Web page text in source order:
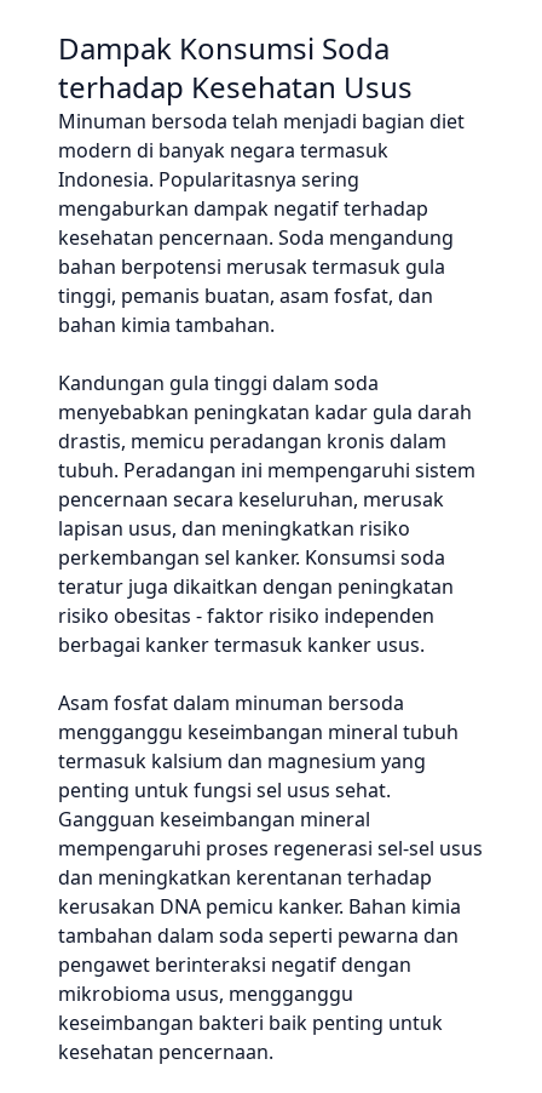
Dampak Konsumsi Soda
terhadap Kesehatan Usus
Minuman bersoda telah menjadi bagian diet
modern di banyak negara termasuk
Indonesia. Popularitasnya sering
mengaburkan dampak negatif terhadap
kesehatan pencernaan. Soda mengandung
bahan berpotensi merusak termasuk gula
tinggi, pemanis buatan, asam fosfat, dan
bahan kimia tambahan.
Kandungan gula tinggi dalam soda
menyebabkan peningkatan kadar gula darah
drastis, memicu peradangan kronis dalam
tubuh. Peradangan ini mempengaruhi sistem
pencernaan secara keseluruhan, merusak
lapisan usus, dan meningkatkan risiko
perkembangan sel kanker. Konsumsi soda
teratur juga dikaitkan dengan peningkatan
risiko obesitas - faktor risiko independen
berbagai kanker termasuk kanker usus.
Asam fosfat dalam minuman bersoda
mengganggu keseimbangan mineral tubuh
termasuk kalsium dan magnesium yang
penting untuk fungsi sel usus sehat.
Gangguan keseimbangan mineral
mempengaruhi proses regenerasi sel-sel usus
dan meningkatkan kerentanan terhadap
kerusakan DNA pemicu kanker. Bahan kimia
tambahan dalam soda seperti pewarna dan
pengawet berinteraksi negatif dengan
mikrobioma usus, mengganggu
keseimbangan bakteri baik penting untuk
kesehatan pencernaan.